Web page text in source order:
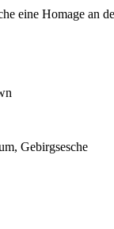
eine Homage an
Gebirgsesche